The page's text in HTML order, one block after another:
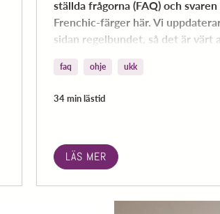
ställda frågorna (FAQ) och svaren
Frenchic-färger här. Vi
sidan regelbundet, så det är värt
faq ohje ukk
34 min lästid
LÄS MER